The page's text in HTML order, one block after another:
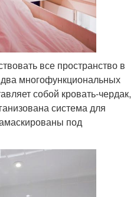
все пространство в
многофункциональных
собой кровать-чердак,
система для
под